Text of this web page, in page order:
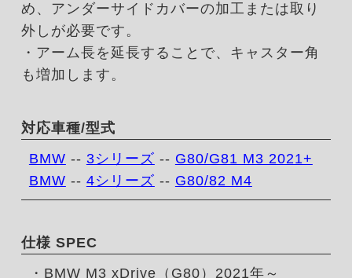
め、アンダーサイドカバーの加工または取り
外しが必要です。
・アーム長を延長することで、キャスター角
も増加します。
対応車種/型式
BMW -- 3シリーズ -- G80/G81 M3 2021+
BMW -- 4シリーズ -- G80/82 M4
仕様 SPEC
・BMW M3 xDrive（G80）2021年～